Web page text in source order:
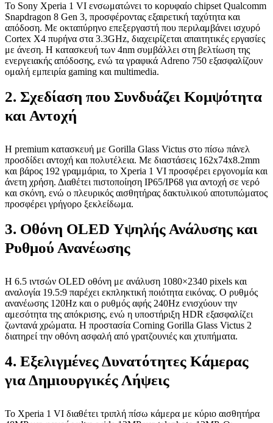
Το Sony Xperia 1 VI ενσωματώνει το κορυφαίο chipset Qualcomm
Snapdragon 8 Gen 3, προσφέροντας εξαιρετική ταχύτητα και
απόδοση. Με οκταπύρηνο επεξεργαστή που περιλαμβάνει ισχυρό
Cortex X4 πυρήνα στα 3.3GHz, διαχειρίζεται απαιτητικές εργασίες
με άνεση. Η κατασκευή των 4nm συμβάλλει στη βελτίωση της
ενεργειακής απόδοσης, ενώ τα γραφικά Adreno 750 εξασφαλίζουν
ομαλή εμπειρία gaming και multimedia.
2. Σχεδίαση που Συνδυάζει Κομψότητα
και Αντοχή
Η premium κατασκευή με Gorilla Glass Victus στο πίσω πάνελ
προσδίδει αντοχή και πολυτέλεια. Με διαστάσεις 162x74x8.2mm
και βάρος 192 γραμμάρια, το Xperia 1 VI προσφέρει εργονομία και
άνετη χρήση. Διαθέτει πιστοποίηση IP65/IP68 για αντοχή σε νερό
και σκόνη, ενώ ο πλευρικός αισθητήρας δακτυλικού αποτυπώματος
προσφέρει γρήγορο ξεκλείδωμα.
3. Οθόνη OLED Υψηλής Ανάλυσης και
Ρυθμού Ανανέωσης
Η 6.5 ιντσών OLED οθόνη με ανάλυση 1080×2340 pixels και
αναλογία 19.5:9 παρέχει εκπληκτική ποιότητα εικόνας. Ο ρυθμός
ανανέωσης 120Hz και ο ρυθμός αφής 240Hz ενισχύουν την
αμεσότητα της απόκρισης, ενώ η υποστήριξη HDR εξασφαλίζει
ζωντανά χρώματα. Η προστασία Corning Gorilla Glass Victus 2
διατηρεί την οθόνη ασφαλή από γρατζουνιές και χτυπήματα.
4. Εξελιγμένες Δυνατότητες Κάμερας
για Δημιουργικές Λήψεις
Το Xperia 1 VI διαθέτει τριπλή πίσω κάμερα με κύριο αισθητήρα